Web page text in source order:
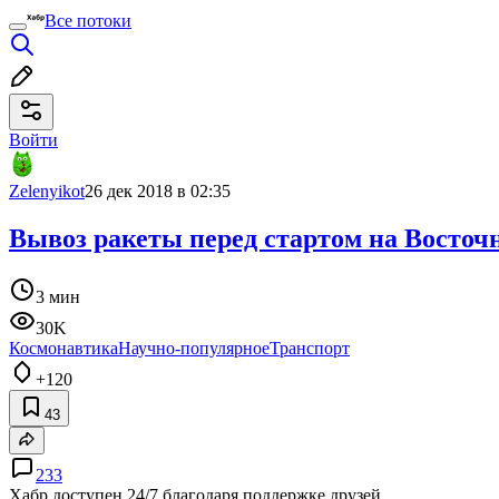
Все потоки
Войти
Zelenyikot26 дек 2018 в 02:35
Вывоз ракеты перед стартом на
3 мин
30K
КосмонавтикаНаучно-популярноеТранспорт
+120
43
233
Хабр доступен 24/7 благодаря поддержке друзей